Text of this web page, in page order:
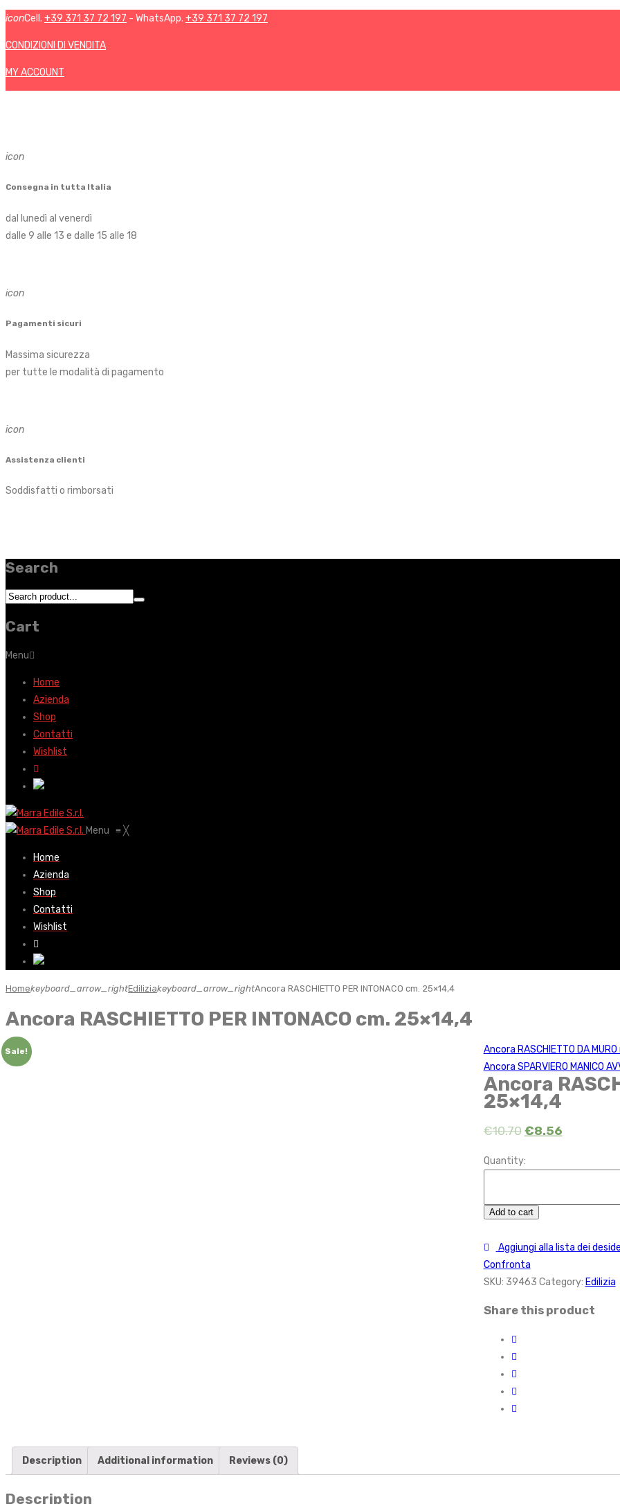
iconCell. +39 371 37 72 197 - WhatsApp. +39 371 37 72 197
CONDIZIONI DI VENDITA
MY ACCOUNT
icon
Consegna in tutta Italia
dal lunedì al venerdì
dalle 9 alle 13 e dalle 15 alle 18
icon
Pagamenti sicuri
Massima sicurezza
per tutte le modalità di pagamento
icon
Assistenza clienti
Soddisfatti o rimborsati
Search
Cart
Menu
Home
Azienda
Shop
Contatti
Wishlist
Menu ≡╳
Home
Azienda
Shop
Contatti
Wishlist
Homekeyboard_arrow_rightEdiliziakeyboard_arrow_rightAncora RASCHIETTO PER INTONACO cm. 25×14,4
Ancora RASCHIETTO PER INTONACO cm. 25×14,4
Sale!
Ancora RASCHIETTO DA
Ancora SPARVIERO MANICO
Ancora
25×14,4
€10.70 €8.56
Quantity:
Add to cart
Aggiungi alla lista dei
Confronta
SKU: 39463 Category: Edilizia
Share this product
Description Additional information Reviews (0)
Description